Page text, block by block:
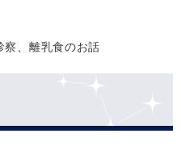
察、離乳食のお話